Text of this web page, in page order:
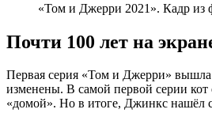
«Том и Джерри 2021». Кадр из
Почти 100 лет на
Первая серия «Том и Джерри»
изменены. В самой первой серии
«домой». Но в итоге, Джинкс нашёл